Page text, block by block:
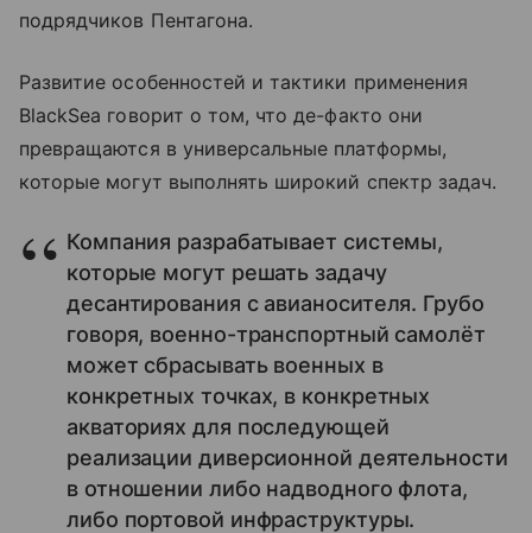
подрядчиков Пентагона.
Развитие особенностей и тактики применения
BlackSea говорит о том, что де-факто они
превращаются в универсальные платформы,
которые могут выполнять широкий спектр задач.
Компания разрабатывает системы,
которые могут решать задачу
десантирования с авианосителя. Грубо
говоря, военно-транспортный самолёт
может сбрасывать военных в
конкретных точках, в конкретных
акваториях для последующей
реализации диверсионной деятельности
в отношении либо надводного флота,
либо портовой инфраструктуры.